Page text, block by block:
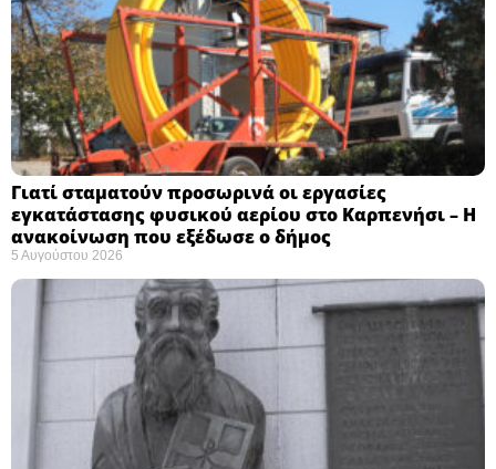
Γιατί σταματούν προσωρινά οι εργασίες
εγκατάστασης φυσικού αερίου στο Καρπενήσι – Η
ανακοίνωση που εξέδωσε ο δήμος
5 Αυγούστου 2026